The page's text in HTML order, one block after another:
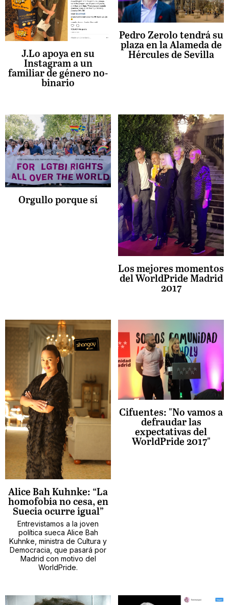
J.Lo apoya en su
Instagram a un
familiar de género no-
binario
Pedro Zerolo tendrá su
plaza en la Alameda de
Hércules de Sevilla
Orgullo porque sí
Los mejores momentos
del WorldPride Madrid
2017
Alice Bah Kuhnke: “La
homofobia no cesa, en
Suecia ocurre igual”
Entrevistamos a la joven
política sueca Alice Bah
Kuhnke, ministra de Cultura y
Democracia, que pasará por
Madrid con motivo del
WorldPride.
Cifuentes: "No vamos a
defraudar las
expectativas del
WorldPride 2017"